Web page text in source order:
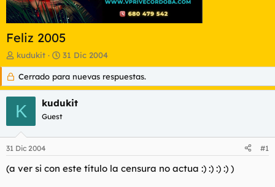
Feliz 2005
I
n
c
i
a
d
o
d
kudukit
F
e
c
h
a
d
i
31 Dic 2004
Cerrado para nuevas respuestas.
K kudukit
Guest
31 Dic 2004 #1
(a ver si con este título la censura no actua :) :) :) :) )